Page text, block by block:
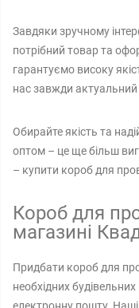
Завдяки зручному
потрібний товар та
гарантуємо високу
нас завжди актуальний
Обирайте якість та
оптом – це ще більш
– купити короб для
Короб для
магазині
Придбати короб для
необхідних